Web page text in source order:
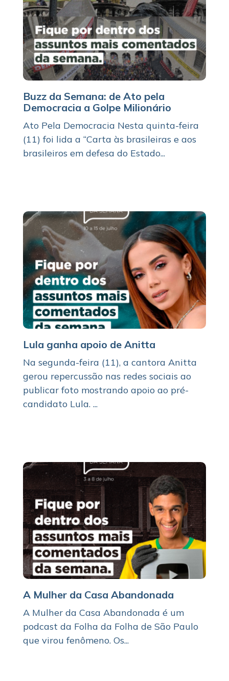
Buzz da Semana: de Ato pela
Democracia a Golpe Milionário
Ato Pela Democracia Nesta quinta-feira
(11) foi lida a “Carta às brasileiras e aos
brasileiros em defesa do Estado...
Lula ganha apoio de Anitta
Na segunda-feira (11), a cantora Anitta
gerou repercussão nas redes sociais ao
publicar foto mostrando apoio ao pré-
candidato Lula. ...
A Mulher da Casa Abandonada
A Mulher da Casa Abandonada é um
podcast da Folha da Folha de São Paulo
que virou fenômeno. Os...